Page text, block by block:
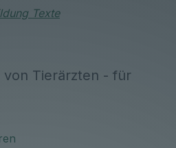
Texte
von Tierärzten - für